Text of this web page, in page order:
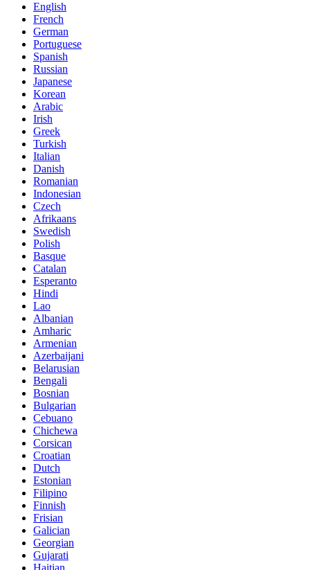
English
French
German
Portuguese
Spanish
Russian
Japanese
Korean
Arabic
Irish
Greek
Turkish
Italian
Danish
Romanian
Indonesian
Czech
Afrikaans
Swedish
Polish
Basque
Catalan
Esperanto
Hindi
Lao
Albanian
Amharic
Armenian
Azerbaijani
Belarusian
Bengali
Bosnian
Bulgarian
Cebuano
Chichewa
Corsican
Croatian
Dutch
Estonian
Filipino
Finnish
Frisian
Galician
Georgian
Gujarati